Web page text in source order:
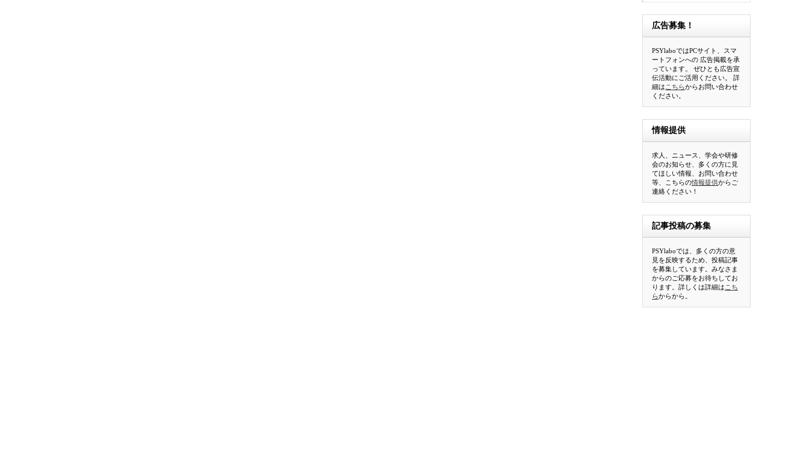
広告募集！
PSYlaboではPCサイト、スマ
ートフォンへの 広告掲載を承
っています。 ぜひとも広告宣
伝活動にご活用ください。 詳
細は こちらからお問い合わせ
ください。
情報提供
求人、ニュース、学会や研修
会のお知らせ、多くの方に見
てほしい情報、お問い合わせ
等、こちらの情報提供からご
連絡ください！
記事投稿の募集
PSYlaboでは、多くの方の意
見を反映するため、投稿記事
を募集しています。みなさま
からのご応募をお待ちしてお
ります。詳しくは詳細は こち
らからから。